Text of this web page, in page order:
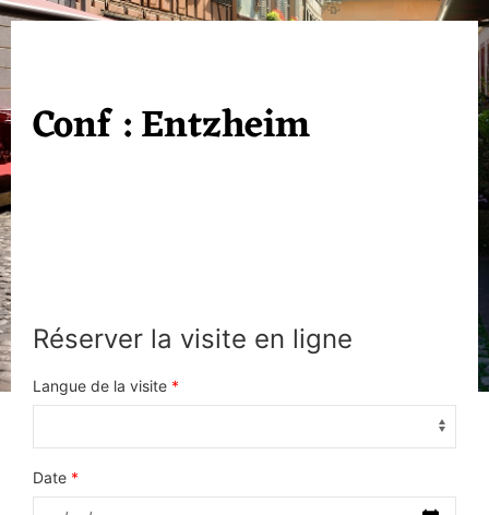
Conf : Entzheim
Réserver la visite en ligne
Langue de la visite *
Date *